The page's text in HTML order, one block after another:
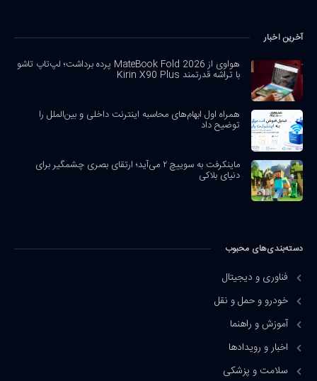
آخرین اخبار
هواوی از MateBook Fold 2026 پرده برداشت؛ لپ‌تاپ تاشو
با تراشه قدرتمند Kirin X90 Plus
همراه اول ابهام‌های محاسبه اینترنت داخلی و بین‌الملل را
توضیح داد
ماینکرفت به سوییچ ۲ می‌آید؛ ارتقای بصری چشمگیر برای
دنیای بلاکی
دسته‌بندی‌های محبوب
فناوری و دیجیتال
خودرو و حمل و نقل
آموزش و راهنما
اخبار و رویدادها
سلامت و پزشکی